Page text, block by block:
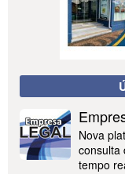
Nova
consulta
tempo